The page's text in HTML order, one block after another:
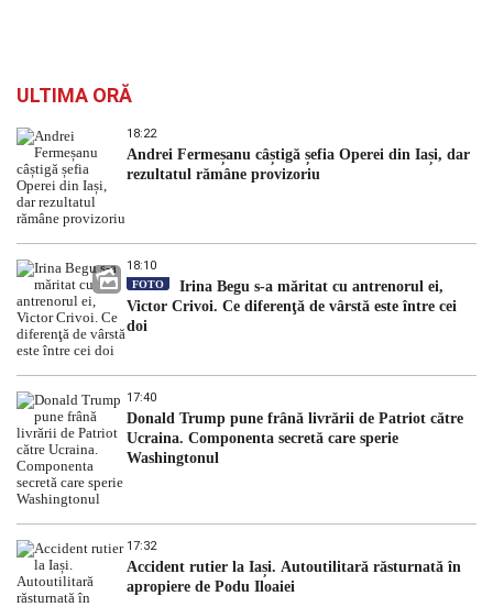
ULTIMA ORĂ
18:22
Andrei Fermeșanu câștigă șefia Operei din Iași, dar
rezultatul rămâne provizoriu
18:10
FOTO
Irina Begu s-a măritat cu antrenorul ei,
Victor Crivoi. Ce diferenţă de vârstă este între cei
doi
17:40
Donald Trump pune frână livrării de Patriot către
Ucraina. Componenta secretă care sperie
Washingtonul
17:32
Accident rutier la Iași. Autoutilitară răsturnată în
apropiere de Podu Iloaiei